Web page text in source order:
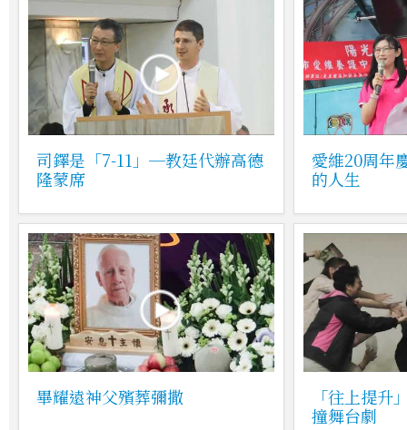
司鐸是「7-11」─教廷代辦高德
隆蒙席
愛維20周年
的人生
畢耀遠神父殯葬彌撒
「往上提升
撞舞台劇